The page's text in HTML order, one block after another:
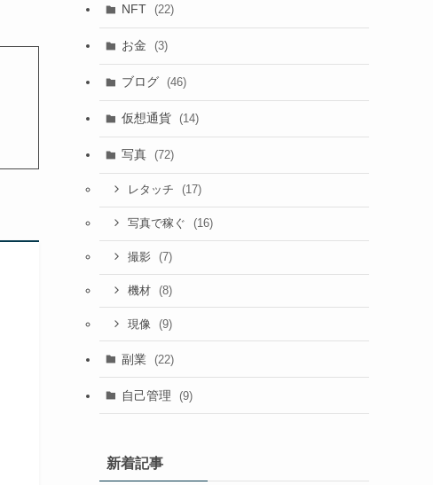
NFT (22)
お金 (3)
ブログ (46)
仮想通貨 (14)
写真 (72)
レタッチ (17)
写真で稼ぐ (16)
撮影 (7)
機材 (8)
現像 (9)
副業 (22)
自己管理 (9)
新着記事